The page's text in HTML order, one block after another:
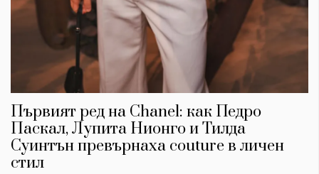
Първият ред на Chanel: как Педро
Паскал, Лупита Нионго и Тилда
Суинтън превърнаха couture в личен
стил